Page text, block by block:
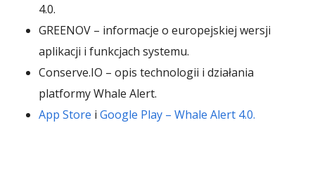
4.0.
GREENOV – informacje o europejskiej wersji
aplikacji i funkcjach systemu.
Conserve.IO – opis technologii i działania
platformy Whale Alert.
App Store i Google Play – Whale Alert 4.0.